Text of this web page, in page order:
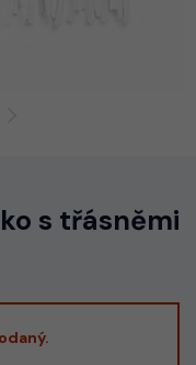
s třásněmi